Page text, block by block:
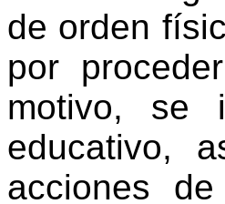
de orden
por
motivo, se
educativo,
acciones